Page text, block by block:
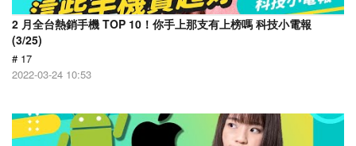
2 月全台熱銷手機 TOP 10！你手上那支有上榜嗎 科技小電報
(3/25)
# 17
2022-03-24 10:53